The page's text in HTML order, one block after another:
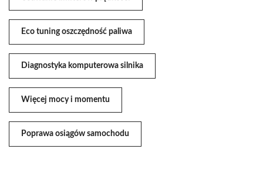
Eco tuning oszczędność paliwa
Diagnostyka komputerowa silnika
Więcej mocy i momentu
Poprawa osiągów samochodu